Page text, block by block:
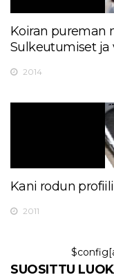
Koiran pureman
Sulkeutumiset ja
2014
Kani rodun
2011
SUOSITTU